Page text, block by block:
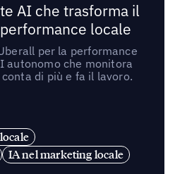
AI che trasforma il
locale
per la performance
autonomo che monitora
di più e fa il lavoro.
IA nel marketing locale